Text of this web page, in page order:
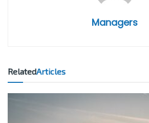
Managers
RelatedArticles